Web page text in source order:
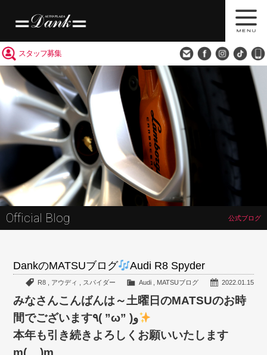
スタッフ募集
Official Blog 公式ブログ
DankのMATSUブログ Audi R8 Spyder
2022.01.15
Audi, MATSUブログ
R8 アウディ スパイダー
みなさんこんばんは～土曜日のMATSUのお時
間でございます٩( ”ω” )و
本年も引き続きよろしくお願いいたします
m(__)m